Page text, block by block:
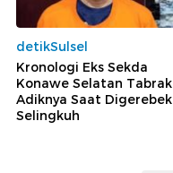
detikSulsel
Kronologi Eks Sekda
Konawe Selatan Tabrak
Adiknya Saat Digerebek
Selingkuh